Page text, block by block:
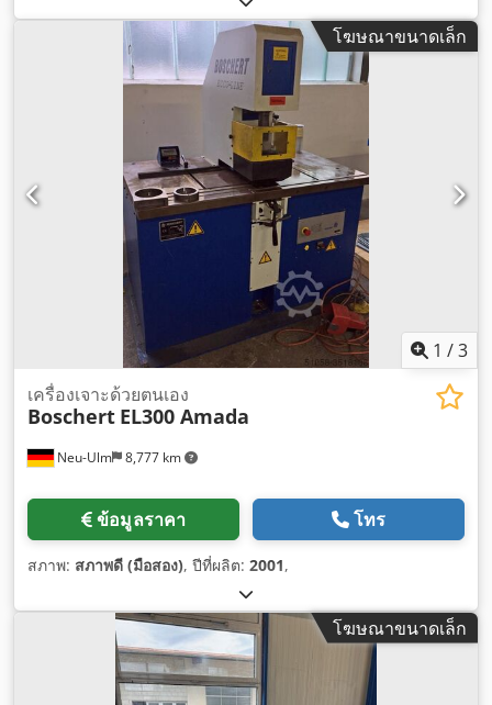
โฆษณาขนาดเล็ก
1 /3
Neu-Ulm 8,777 km
เครื่องเจาะด้วยตนเอง
Boschert EL300 Amada
ข้อมูลราคา โทร
สภาพ: สภาพดี (มือสอง), ปีที่ผลิต: 2001,
โฆษณาขนาดเล็ก